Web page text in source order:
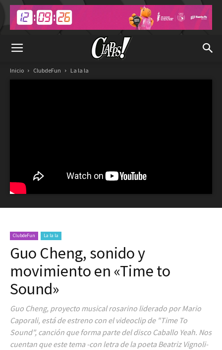
Inicio ClubdeFun La la la
ClubdeFun La la la
Guo Cheng, sonido y
movimiento en «Time to
Sound»
Guo Cheng, proyecto musical rosarino liderado por Mario
Caporali, está de estreno con el videoclip de "Time To
Sound", canción que forma parte del disco Caballo Yeah. Nos
cuentan que este tema -con letra de la poeta Beatriz Vignoli-